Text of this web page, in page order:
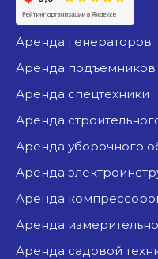
аренда генераторов
аренда подъемников
аренда спецтехники
аренда
аренда уборочного
аренда
аренда
аренда
аренда садовой